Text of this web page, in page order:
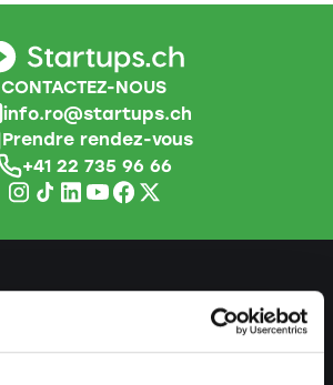
CONTACTEZ-NOUS
info.ro@startups.ch
Prendre rendez-vous
+41 22 735 96 66